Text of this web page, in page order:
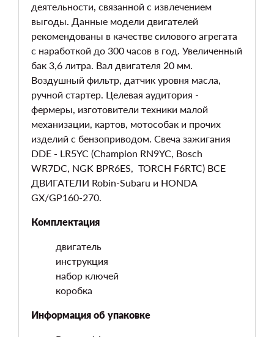
деятельности, связанной с извлечением
выгоды. Данные модели двигателей
рекомендованы в качестве силового агрегата
с наработкой до 300 часов в год. Увеличенный
бак 3,6 литра. Вал двигателя 20 мм.
Воздушный фильтр, датчик уровня масла,
ручной стартер. Целевая аудитория -
фермеры, изготовители техники малой
механизации, картов, мотособак и прочих
изделий с бензоприводом. Свеча зажигания
DDE - LR5YC (Champion RN9YC, Bosch
WR7DC, NGK BPR6ES, TORCH F6RTC) ВСЕ
ДВИГАТЕЛИ Robin-Subaru и HONDA
GX/GP160-270.
Комплектация
двигатель
инструкция
набор ключей
коробка
Информация об упаковке